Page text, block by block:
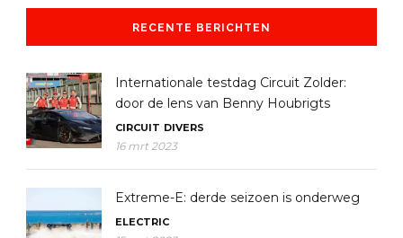
RECENTE BERICHTEN
Internationale testdag Circuit Zolder:
door de lens van Benny Houbrigts
CIRCUIT DIVERS
16 mrt 2023
Extreme-E: derde seizoen is onderweg
ELECTRIC